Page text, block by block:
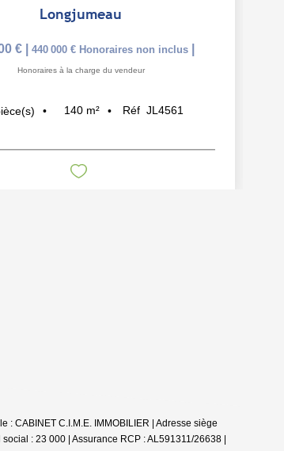
Longjumeau
€ 440 000 € Honoraires non inclus
Honoraires à la charge du vendeur
140 m² Réf JL4561
CABINET C.I.M.E. IMMOBILIER | Adresse siège
: 23 000 | Assurance RCP : AL591311/26638 |